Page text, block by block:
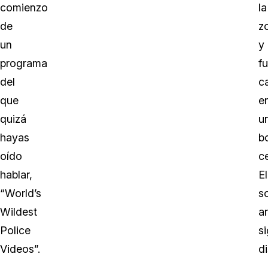
comienzo
de
un
programa
del
que
quizá
hayas
oído
hablar,
“World’s
Wildest
Police
Videos”.
la
y
El